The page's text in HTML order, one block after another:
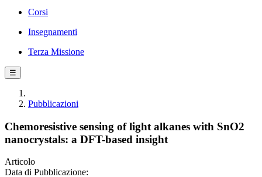
Corsi
Insegnamenti
Terza Missione
☰
Pubblicazioni
Chemoresistive sensing of light alkanes with SnO2
nanocrystals: a DFT-based insight
Articolo
Data di Pubblicazione: